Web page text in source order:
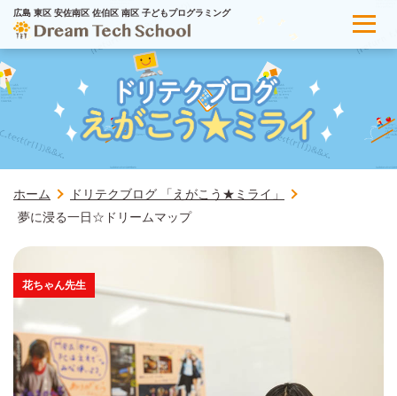
広島 東区 安佐南区 佐伯区 南区 子どもプログラミング
ホーム
ドリテクブログ 「えがこう★ミライ」
夢に浸る一日☆ドリームマップ
花ちゃん先生